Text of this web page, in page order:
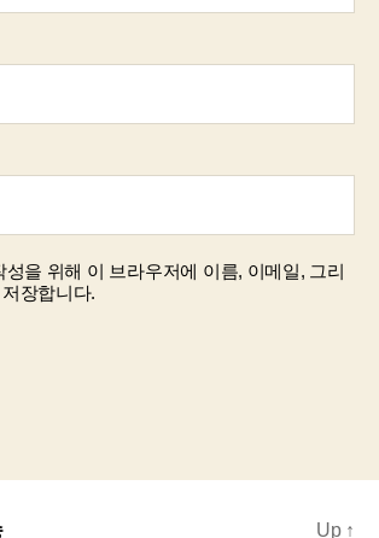
성을 위해 이 브라우저에 이름, 이메일, 그리
장합니다.
Up ↑